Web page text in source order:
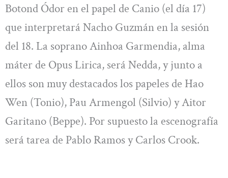
Botond Ódor en el papel de Canio (el día 17)
que interpretará Nacho Guzmán en la sesión
del 18. La soprano Ainhoa Garmendia, alma
máter de Opus Lirica, será Nedda, y junto a
ellos son muy destacados los papeles de Hao
Wen (Tonio), Pau Armengol (Silvio) y Aitor
Garitano (Beppe). Por supuesto la escenografía
será tarea de Pablo Ramos y Carlos Crook.